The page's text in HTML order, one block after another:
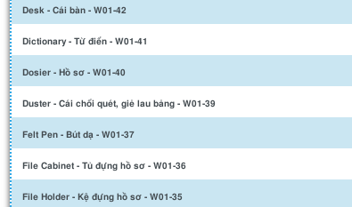
Desk - Cái bàn - W01-42
Dictionary - Từ điển - W01-41
Dosier - Hồ sơ - W01-40
Duster - Cái chổi quét, giẻ lau bảng - W01-39
Felt Pen - Bút dạ - W01-37
File Cabinet - Tủ đựng hồ sơ - W01-36
File Holder - Kệ đựng hồ sơ - W01-35